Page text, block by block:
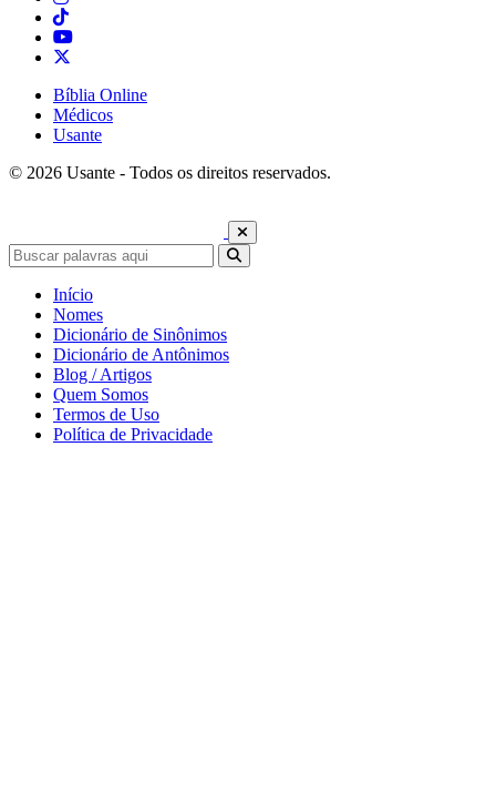
Bíblia Online
Médicos
Usante
© 2026 Usante - Todos os direitos reservados.
Início
Nomes
Dicionário de Sinônimos
Dicionário de Antônimos
Blog / Artigos
Quem Somos
Termos de Uso
Política de Privacidade